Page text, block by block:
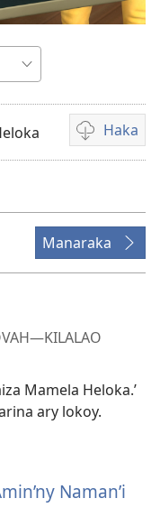
Haka
Fandikana
video
Manaraka
Mamela Heloka.’
ary lokoy.
Naman’i